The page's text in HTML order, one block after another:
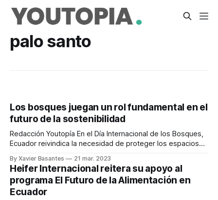
palo santo
Los bosques juegan un rol fundamental en el
futuro de la sostenibilidad
Redacción Youtopía En el Día Internacional de los Bosques,
Ecuador reivindica la necesidad de proteger los espacios
bosques radica en que contribuye a mejorar los medios de
subsistencia de las personas. Además, permite
contrarrestar los impactos del cambio climático y detener
By Xavier Basantes 21 mar. 2023
Heifer Internacional reitera su apoyo al
programa El Futuro de la Alimentación en
Ecuador